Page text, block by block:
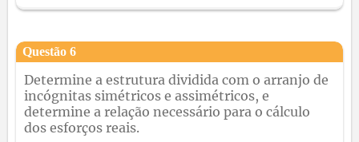
Questão 6
Determine a estrutura dividida com o arranjo de
incógnitas simétricos e assimétricos, e
determine a relação necessário para o cálculo
dos esforços reais.